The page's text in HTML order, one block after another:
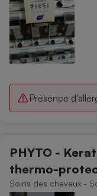
Présence
PHYTO -
thermo-
Soins des cheveux -